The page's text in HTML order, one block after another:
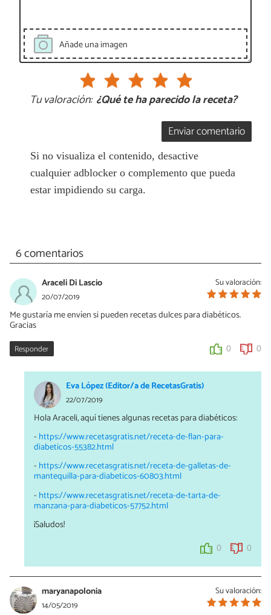
Añade una imagen
Tu valoración: ¿Qué te ha parecido la receta?
Enviar comentario
Si no visualiza el contenido, desactive
cualquier adblocker o complemento que pueda
estar impidiendo su carga.
6 comentarios
Su valoración:
Araceli Di Lascio
20/07/2019
Me gustaría me envíen si pueden recetas dulces para diabéticos.
Gracias
Responder 0 0
Eva López (Editor/a de RecetasGratis)
22/07/2019
Hola Araceli, aquí tienes algunas recetas para diabéticos:
- https://www.recetasgratis.net/receta-de-flan-para-
diabeticos-55382.html
- https://www.recetasgratis.net/receta-de-galletas-de-
mantequilla-para-diabeticos-60803.html
- https://www.recetasgratis.net/receta-de-tarta-de-
manzana-para-diabeticos-57752.html
¡Saludos!
0 0
Su valoración:
maryanapolonia
14/05/2019